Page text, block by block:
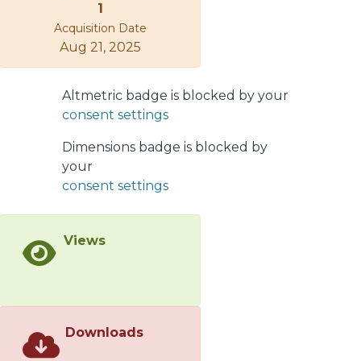
las consecuencias. Implicaciones: Esta
metodología es una herramienta
cuantitativamente el riesgo de
incendios forestales en
de mitigación de riesgos.
1
Acquisition Date
Aug 21, 2025
Altmetric badge is blocked by your
consent settings
Dimensions badge is blocked by
your
consent settings
Views
Downloads